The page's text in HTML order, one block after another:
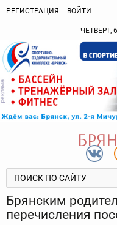
РЕГИСТРАЦИЯ ВОЙТИ
ЧЕТВЕРГ,
Брянским
перечисления